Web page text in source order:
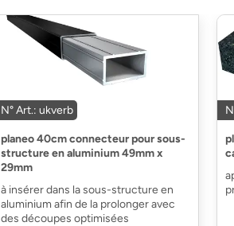
N° Art.: ukverb
planeo 40cm connecteur pour sous-
structure en aluminium 49mm x
29mm
à insérer dans la sous-structure en
aluminium afin de la prolonger avec
des découpes optimisées